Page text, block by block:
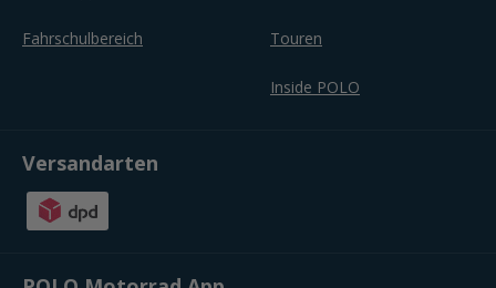
Fahrschulbereich Touren
Inside POLO
Versandarten